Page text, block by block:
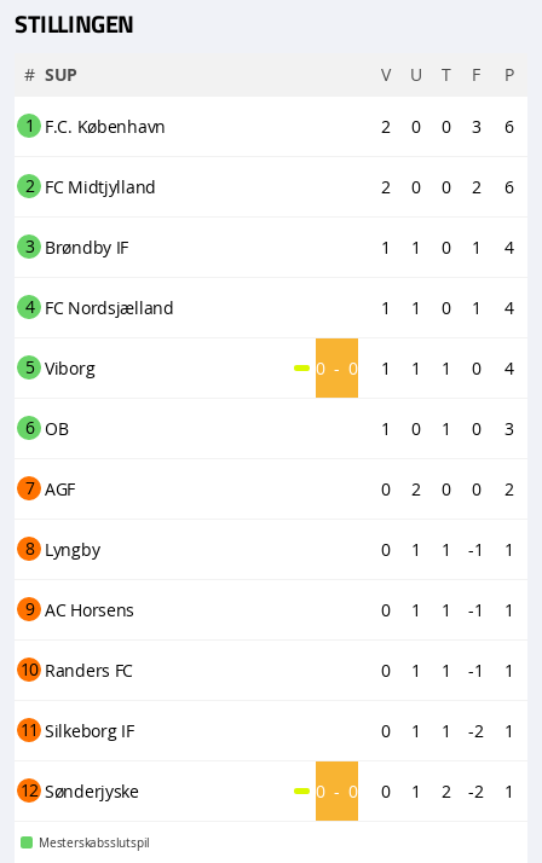
STILLINGEN
# SUP V U T F P
1 F.C. København 2 0 0 3 6
2 FC Midtjylland 2 0 0 2 6
3 Brøndby IF 1 1 0 1 4
4 FC Nordsjælland 1 1 0 1 4
5 Viborg 0 - 0 1 1 1 0 4
6 OB 1 0 1 0 3
7 AGF 0 2 0 0 2
8 Lyngby 0 1 1 -1 1
9 AC Horsens 0 1 1 -1 1
10 Randers FC 0 1 1 -1 1
11 Silkeborg IF 0 1 1 -2 1
12 Sønderjyske 0 - 0 0 1 2 -2 1
Mesterskabsslutspil